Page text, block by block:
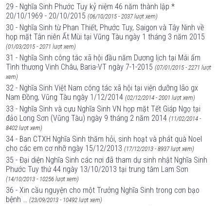
29 - Nghĩa Sinh Phước Tuy kỷ niệm 46 năm thành lập *
20/10/1969 - 20/10/2015 (06/10/2015 - 2037 lượt xem)
30 - Nghĩa Sinh từ Phan Thiết, Phước Tuy, Saigon và Tây Ninh về
họp mặt Tân niên Ất Mùi tại Vũng Tàu ngày 1 tháng 3 năm 2015
(01/03/2015 - 2071 lượt xem)
31 - Nghĩa Sinh công tác xã hội đầu năm Dương lịch tại Mái ấm
Tình thương Vinh Châu, Baria-VT ngày 7-1-2015 (07/01/2015 - 2271 lượt
xem)
32 - Nghĩa Sinh Việt Nam công tác xã hội tại viện dưỡng lão gx
Nam Đồng, Vũng Tàu ngày 1/12/2014 (02/12/2014 - 2001 lượt xem)
33 - Nghĩa Sinh và cựu Nghĩa Sinh VN họp mặt Tết Giáp Ngọ tại
đảo Long Sơn (Vũng Tàu) ngày 9 tháng 2 năm 2014 (11/02/2014 -
8402 lượt xem)
34 - Ban CTXH Nghĩa Sinh thăm hỏi, sinh hoạt và phát quà Noel
cho các em cơ nhỡ ngày 15/12/2013 (17/12/2013 - 8937 lượt xem)
35 - Đại diện Nghĩa Sinh các nơi đã tham dự sinh nhật Nghĩa Sinh
Phước Tuy thứ 44 ngày 13/10/2013 tại trung tâm Lam Sơn
(14/10/2013 - 10256 lượt xem)
36 - Xin cầu nguyện cho một Trưởng Nghĩa Sinh trong cơn bạo
bệnh … (23/09/2013 - 10492 lượt xem)